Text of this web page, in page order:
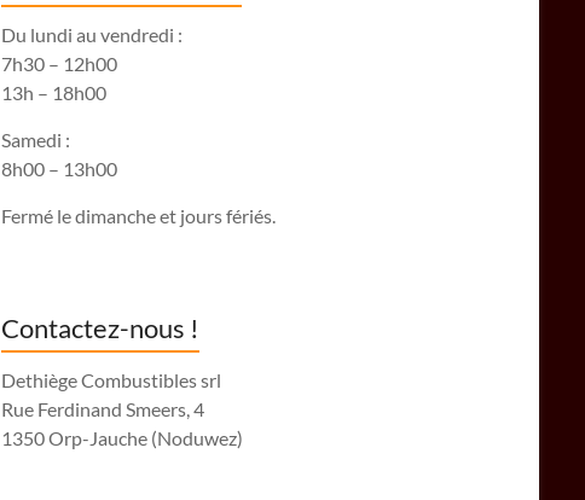
Du lundi au vendredi :
7h30 – 12h00
13h – 18h00
Samedi :
8h00 – 13h00
Fermé le dimanche et jours fériés.
Contactez-nous !
Dethiège Combustibles srl
Rue Ferdinand Smeers, 4
1350 Orp-Jauche (Noduwez)